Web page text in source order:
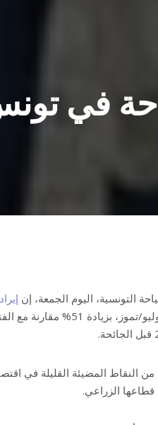
التونسية، اليوم الجمعة، إن
من النقاط المضيئة القليلة في
الزراعي.